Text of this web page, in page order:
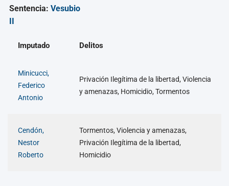
Sentencia:Vesubio
Imputado Delitos
Minicucci,
Federico
Antonio
Privación Ilegítima de la libertad, Violencia
y amenazas, Homicidio, Tormentos
Cendón,
Nestor
Roberto
Tormentos, Violencia y amenazas,
Privación Ilegítima de la libertad,
Homicidio